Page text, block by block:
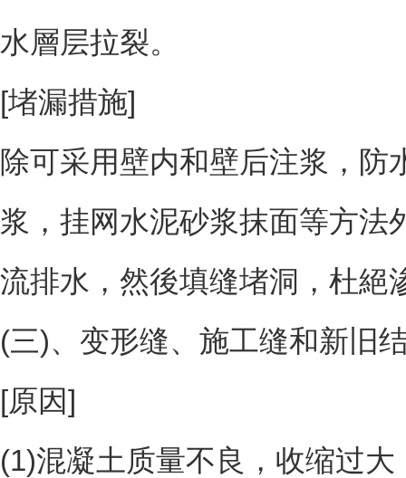
水層层拉裂。
[堵漏措施]
除可采用壁内和壁后注浆，防
浆，挂网水泥砂浆抹面等方法
流排水，然後填缝堵洞，杜絕
(三)、变形缝、施工缝和新旧
[原因]
(1)混凝土质量不良，收缩过大